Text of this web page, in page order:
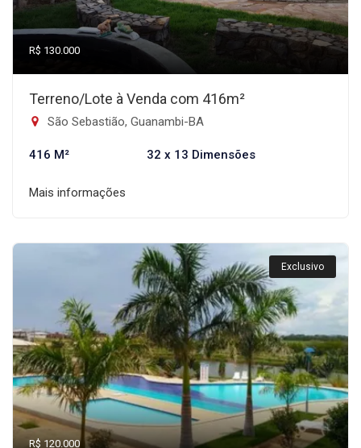
R$ 130.000
Terreno/Lote à Venda com 416m²
São Sebastião, Guanambi-BA
416 M² 32 x 13 Dimensões
Mais informações
Exclusivo
R$ 120.000